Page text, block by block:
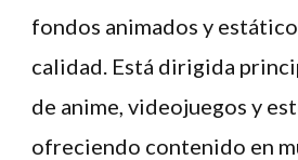
fondos animados y
calidad. Está dirigida
de anime, videojuegos y
ofreciendo contenido en